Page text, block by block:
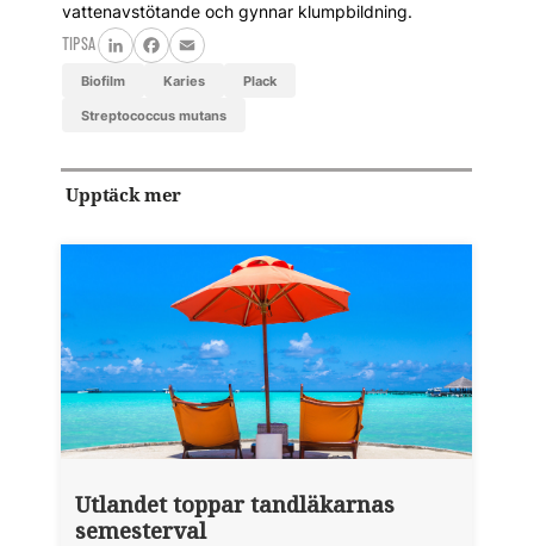
vattenavstötande och gynnar klumpbildning.
TIPSA
LinkedInFacebook
Email
biofilm karies plack
Streptococcus mutans
Upptäck mer
Utlandet toppar tandläkarnas
semesterval